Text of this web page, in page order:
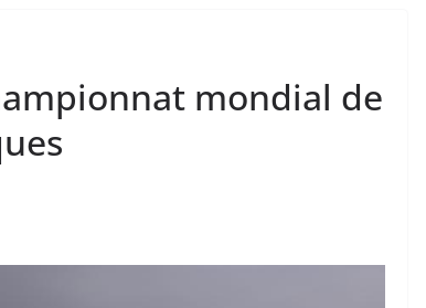
mondial de